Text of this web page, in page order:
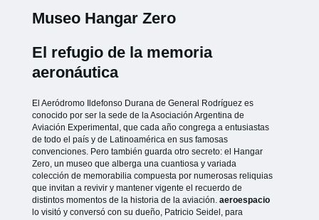
Museo Hangar Zero
El refugio de la memoria
aeronáutica
El Aeródromo Ildefonso Durana de General Rodríguez es
conocido por ser la sede de la Asociación Argentina de
Aviación Experimental, que cada año congrega a entusiastas
de todo el país y de Latinoamérica en sus famosas
convenciones. Pero también guarda otro secreto: el Hangar
Zero, un museo que alberga una cuantiosa y variada
colección de memorabilia compuesta por numerosas reliquias
que invitan a revivir y mantener vigente el recuerdo de
distintos momentos de la historia de la aviación. aeroespacio
lo visitó y conversó con su dueño, Patricio Seidel, para